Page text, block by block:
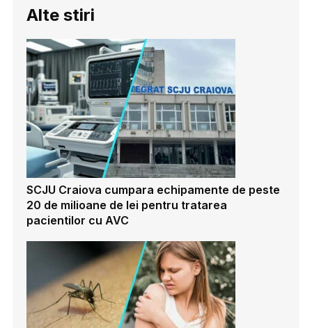
Alte stiri
SCJU Craiova cumpara echipamente de peste
20 de milioane de lei pentru tratarea
pacientilor cu AVC